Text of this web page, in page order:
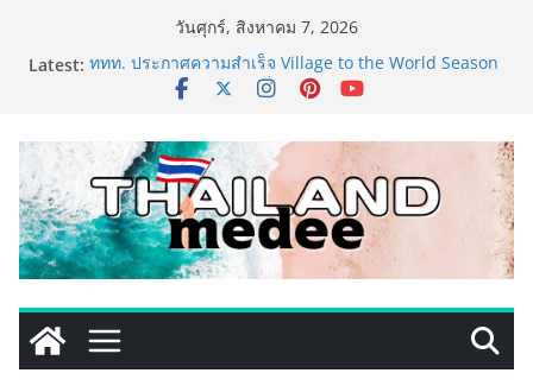
วันศุกร์, สิงหาคม 7, 2026
Latest: ททท. ประกาศความสำเร็จ Village to the World Season
5 ผนึก 9 พันธมิตร ขับเคลื่อน ESG Tourism สืบสานพระ
เหิงลี่ แมนูแฟคเจอริ่ง เทคโนโลยี (ไทยแลนด์) เปิดโรงงาน
แห่งใหม่ในชลบุรี เดินหน้าขยายฐานการผลิตสู่เอเชียตะวัน
ออกเฉียงใต้ เสริมแกร่งยุทธศาสตร์ระดับโลก
TECNO ประกาศทรานส์ฟอร์มจากเกมมิ่งโฟน สู่ไลฟ์สไตล์
แฟชั่นไอเท็ม เสิร์ฟใหญ่ปักหมุดแลนมาร์คใหม่กลางสถานี
MRT วาง POVA 8 Series จุดเริ่มต้นครั้งสำคัญ
PIPPER STANDARD® เปิดตัวแชมพูอาบน้ำ และ โฟมอาบ
แห้งสัตว์เลี้ยง ชูนวัตกรรมพลังธรรมชาติ “Zero-Residue”
เลียขนได้ ปลอดภัย ไร้สารตกค้าง
เริ่มแล้ว! อ.ต.ก.แฟร์ 4 ภาค @ภาคกลาง “มนต์เสน่ห์เกษตร
ไทย สู่ใจกลางมหานคร” ชวนชิม ช้อป สินค้าเกษตร